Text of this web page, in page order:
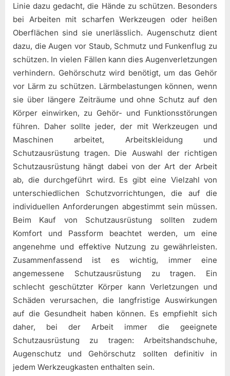
Linie dazu gedacht, die Hände zu schützen. Besonders
bei Arbeiten mit scharfen Werkzeugen oder heißen
Oberflächen sind sie unerlässlich. Augenschutz dient
dazu, die Augen vor Staub, Schmutz und Funkenflug zu
schützen. In vielen Fällen kann dies Augenverletzungen
verhindern. Gehörschutz wird benötigt, um das Gehör
vor Lärm zu schützen. Lärmbelastungen können, wenn
sie über längere Zeiträume und ohne Schutz auf den
Körper einwirken, zu Gehör- und Funktionsstörungen
führen. Daher sollte jeder, der mit Werkzeugen und
Maschinen arbeitet, Arbeitskleidung und
Schutzausrüstung tragen. Die Auswahl der richtigen
Schutzausrüstung hängt dabei von der Art der Arbeit
ab, die durchgeführt wird. Es gibt eine Vielzahl von
unterschiedlichen Schutzvorrichtungen, die auf die
individuellen Anforderungen abgestimmt sein müssen.
Beim Kauf von Schutzausrüstung sollten zudem
Komfort und Passform beachtet werden, um eine
angenehme und effektive Nutzung zu gewährleisten.
Zusammenfassend ist es wichtig, immer eine
angemessene Schutzausrüstung zu tragen. Ein
schlecht geschützter Körper kann Verletzungen und
Schäden verursachen, die langfristige Auswirkungen
auf die Gesundheit haben können. Es empfiehlt sich
daher, bei der Arbeit immer die geeignete
Schutzausrüstung zu tragen: Arbeitshandschuhe,
Augenschutz und Gehörschutz sollten definitiv in
jedem Werkzeugkasten enthalten sein.